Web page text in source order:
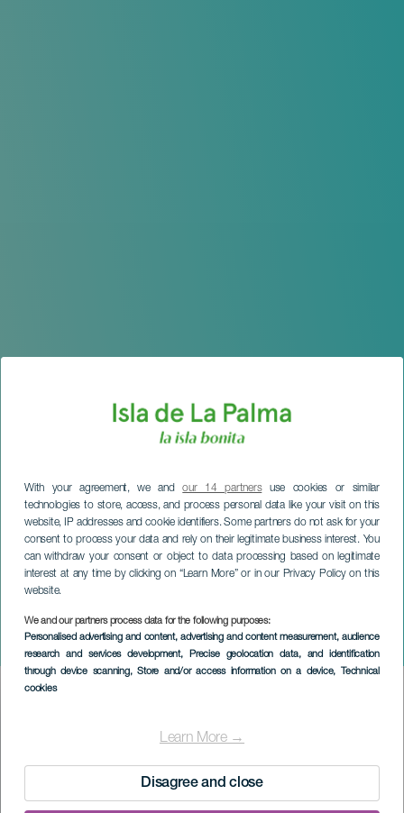
With your agreement, we andour 14 partnersuse cookies or similar
technologies to store, access, and process personal data like your visit on this
website, IP addresses and cookie identifiers. Some partners do not ask for your
consent to process your data and rely on their legitimate business interest. You
can withdraw your consent or object to data processing based on legitimate
interest at any time by clicking on “Learn More” or in our Privacy Policy on this
website.
We and our partners process data for the following purposes:
Personalised advertising and content, advertising and content measurement, audience
research and services development, Precise geolocation data, and identification
through device scanning, Store and/or access information on a device, Technical
cookies
Learn More →
Disagree and close
Pasión Almodóvar
LA PALMA
Imagen